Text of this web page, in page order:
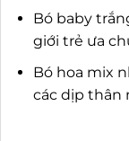
Bó baby
giới trẻ ưa
Bó hoa mix
các dịp thân